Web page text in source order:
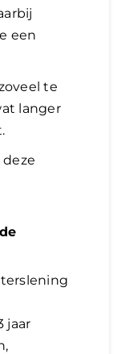
een
te
langer
jaar